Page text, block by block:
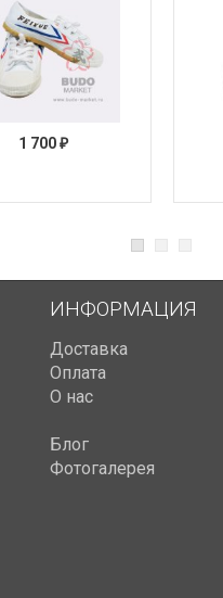
1 700 ₽
ИНФОРМАЦИЯ
Доставка
Оплата
О нас
Блог
Фотогалерея